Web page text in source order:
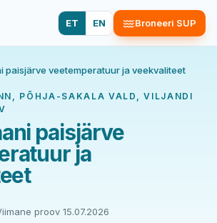
ET EN Broneeri SUP
paisjärve veetemperatuur ja veekvaliteet
PÕHJA-SAKALA VALD, VILJANDI
paisjärve
ja
proov 15.07.2026